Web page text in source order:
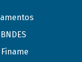
Finame